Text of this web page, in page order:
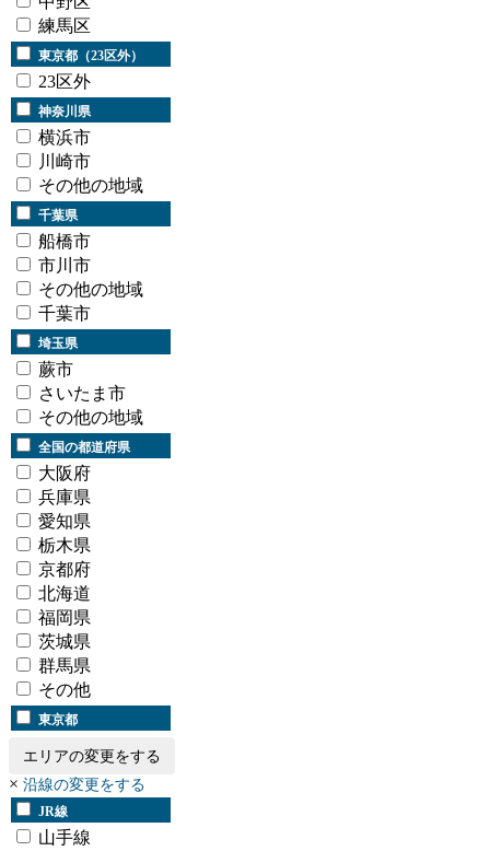
練馬区
東京都（23区外）
23区外
神奈川県
横浜市
川崎市
その他の地域
千葉県
船橋市
市川市
その他の地域
千葉市
埼玉県
蕨市
さいたま市
その他の地域
全国の都道府県
大阪府
兵庫県
愛知県
栃木県
京都府
北海道
福岡県
茨城県
群馬県
その他
東京都
エリアの変更をする
× 沿線の変更をする
JR線
山手線